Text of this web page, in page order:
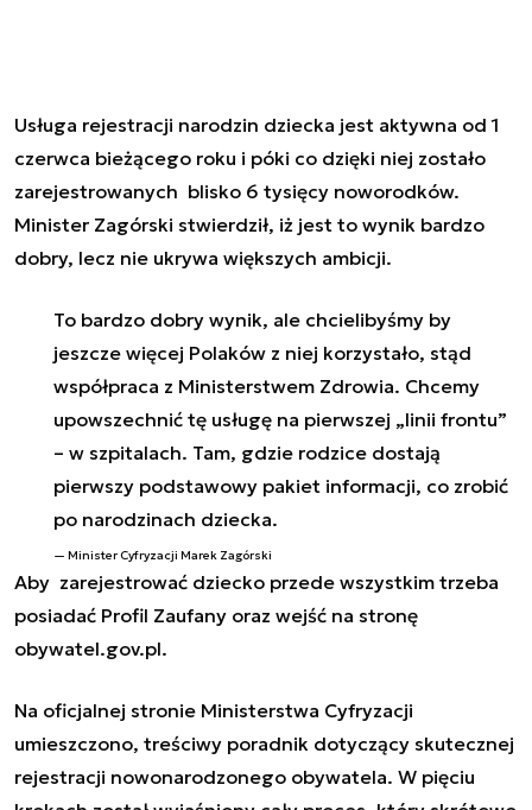
Usługa rejestracji narodzin dziecka jest aktywna od 1
czerwca bieżącego roku i póki co dzięki niej zostało
zarejestrowanych blisko 6 tysięcy noworodków.
Minister Zagórski stwierdził, iż jest to wynik bardzo
dobry, lecz nie ukrywa większych ambicji.
To bardzo dobry wynik, ale chcielibyśmy by
jeszcze więcej Polaków z niej korzystało, stąd
współpraca z Ministerstwem Zdrowia. Chcemy
upowszechnić tę usługę na pierwszej „linii frontu”
– w szpitalach. Tam, gdzie rodzice dostają
pierwszy podstawowy pakiet informacji, co zrobić
po narodzinach dziecka.
Minister Cyfryzacji Marek Zagórski
Aby zarejestrować dziecko przede wszystkim trzeba
posiadać Profil Zaufany oraz wejść na stronę
obywatel.gov.pl.
Na oficjalnej stronie Ministerstwa Cyfryzacji
umieszczono, treściwy poradnik dotyczący skutecznej
rejestracji nowonarodzonego obywatela. W pięciu